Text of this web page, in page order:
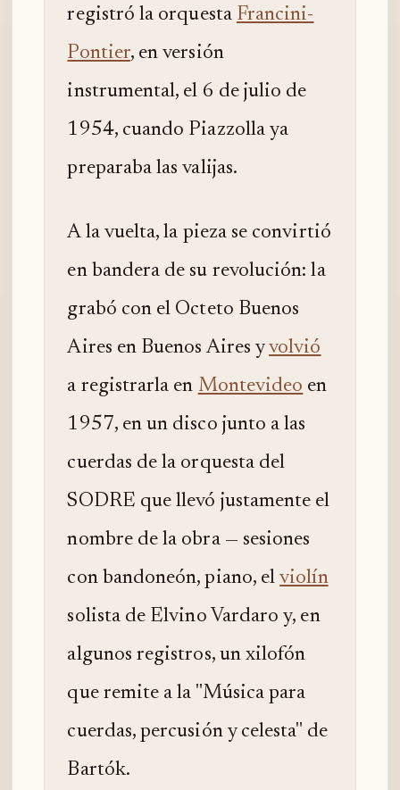
registró la orquesta Francini-
Pontier, en versión
instrumental, el 6 de julio de
1954, cuando Piazzolla ya
preparaba las valijas.
A la vuelta, la pieza se convirtió
en bandera de su revolución: la
grabó con el Octeto Buenos
Aires en Buenos Aires yvolvió
a registrarla en Montevideo en
1957, en un disco junto a las
cuerdas de la orquesta del
SODRE que llevó justamente el
nombre de la obra — sesiones
con bandoneón, piano, elviolín
solista de Elvino Vardaro y, en
algunos registros, un xilofón
que remite a la "Música para
cuerdas, percusión y celesta" de
Bartók.